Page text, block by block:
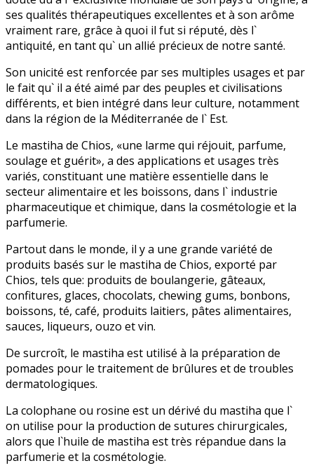
ses qualités thérapeutiques excellentes et à son arôme
vraiment rare, grâce à quoi il fut si réputé, dès l`
antiquité, en tant qu` un allié précieux de notre santé.
Son unicité est renforcée par ses multiples usages et par
le fait qu` il a été aimé par des peuples et civilisations
différents, et bien intégré dans leur culture, notamment
dans la région de la Méditerranée de l` Est.
Le mastiha de Chios, «une larme qui réjouit, parfume,
soulage et guérit», a des applications et usages très
variés, constituant une matière essentielle dans le
secteur alimentaire et les boissons, dans l` industrie
pharmaceutique et chimique, dans la cosmétologie et la
parfumerie.
Partout dans le monde, il y a une grande variété de
produits basés sur le mastiha de Chios, exporté par
Chios, tels que: produits de boulangerie, gâteaux,
confitures, glaces, chocolats, chewing gums, bonbons,
boissons, té, café, produits laitiers, pâtes alimentaires,
sauces, liqueurs, ouzo et vin.
De surcroît, le mastiha est utilisé à la préparation de
pomades pour le traitement de brûlures et de troubles
dermatologiques.
La colophane ou rosine est un dérivé du mastiha que l`
on utilise pour la production de sutures chirurgicales,
alors que l`huile de mastiha est très répandue dans la
parfumerie et la cosmétologie.